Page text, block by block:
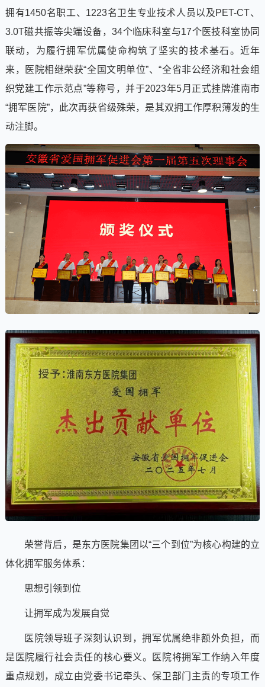
拥有1450名职工、1223名卫生专业技术人员以及PET-CT、
3.0T磁共振等尖端设备，34个临床科室与17个医技科室协同
联动，为履行拥军优属使命构筑了坚实的技术基石。近年
来，医院相继荣获“全国文明单位”、“全省非公经济和社会组
织党建工作示范点”等称号，并于2023年5月正式挂牌淮南市
“拥军医院”，此次再获省级殊荣，是其双拥工作厚积薄发的生
动注脚。
荣誉背后，是东方医院集团以“三个到位”为核心构建的立
体化拥军服务体系：
思想引领到位
让拥军成为发展自觉
医院领导班子深刻认识到，拥军优属绝非额外负担，而
是医院履行社会责任的核心要义。医院将拥军工作纳入年度
重点规划，成立由党委书记牵头、保卫部门主责的专项工作